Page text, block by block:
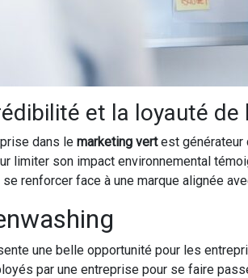
et la loyauté de
dans le marketing vertest générateur
limiter son impact environnemental
renforcer face à une marque alignée
une belle opportunité pour les
par une entreprise pour se faire